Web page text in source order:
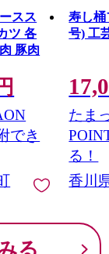
スス
ツ 各
豚肉
でき
寿し桶
号) 工
たま
る！
香川